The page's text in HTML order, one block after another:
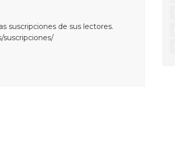
suscripciones de sus lectores.
suscripciones/